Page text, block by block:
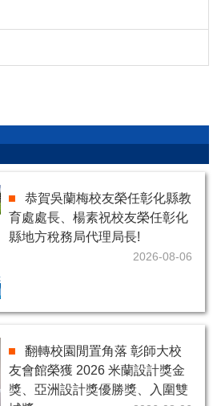
恭賀吳蘭梅校友榮任彰化縣教
育處處長、楊素祝校友榮任彰化
縣地方稅務局代理局長!
2026-08-06
翻轉校園閒置角落 彰師大校
友會館榮獲 2026 米蘭設計獎金
獎、亞洲設計獎優勝獎、入圍雙